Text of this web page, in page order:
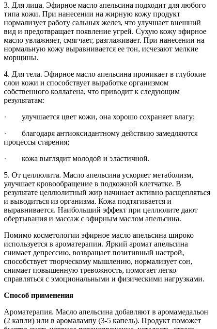
3. Для лица. Эфирное масло апельсина подходит для любого
типа кожи. При нанесении на жирную кожу продукт
нормализует работу сальных желез, что улучшает внешний
вид и предотвращает появление угрей. Сухую кожу эфирное
масло увлажняет, смягчает, разглаживает. При нанесении на
нормальную кожу выравнивается ее тон, исчезают мелкие
морщины.
4. Для тела. Эфирное масло апельсина проникает в глубокие
слои кожи и способствует выработке организмом
собственного коллагена, что приводит к следующим
результатам:
· улучшается цвет кожи, она хорошо сохраняет влагу;
· благодаря антиоксидантному действию замедляются
процессы старения;
· кожа выглядит молодой и эластичной.
5. От целлюлита. Масло апельсина ускоряет метаболизм,
улучшает кровообращение в подкожной клетчатке. В
результате целлюлитный жир начинает активно расщепляться
и выводиться из организма. Кожа подтягивается и
выравнивается. Наибольший эффект при целлюлите дают
обертывания и массаж с эфирным маслом апельсина.
Помимо косметологии эфирное масло апельсина широко
используется в ароматерапии. Яркий аромат апельсина
снимает депрессию, возвращает позитивный настрой,
способствует творческому мышлению, нормализует сон,
снимает повышенную тревожность, помогает легко
справляться с эмоциональными и физическими нагрузками.
Способ применения
Ароматерапия. Масло апельсина добавляют в аромамедальон
(2 капли) или в аромалампу (3-5 капель). Продукт поможет